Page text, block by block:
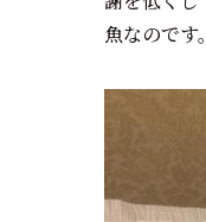
魚なのです。